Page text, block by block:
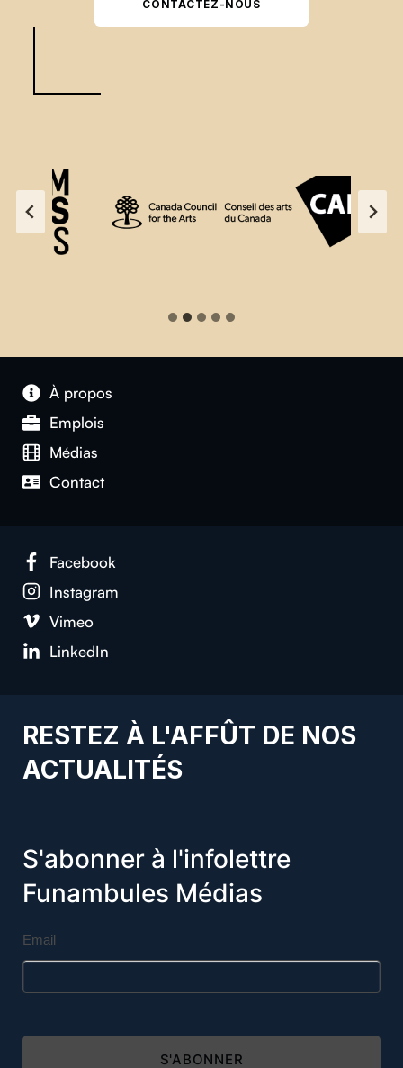
CONTACTEZ-NOUS
À propos
Emplois
Médias
Contact
Facebook
Instagram
Vimeo
LinkedIn
RESTEZ À L'AFFÛT DE NOS
ACTUALITÉS
S'abonner à l'infolettre
Funambules Médias
Email
S'ABONNER